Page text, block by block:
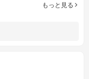
もっと見る